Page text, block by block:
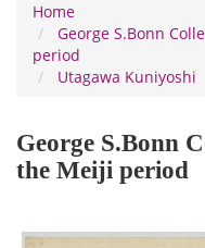
Home
George S.Bonn
period
Utagawa Kuniyoshi
George S.Bonn
the Meiji period